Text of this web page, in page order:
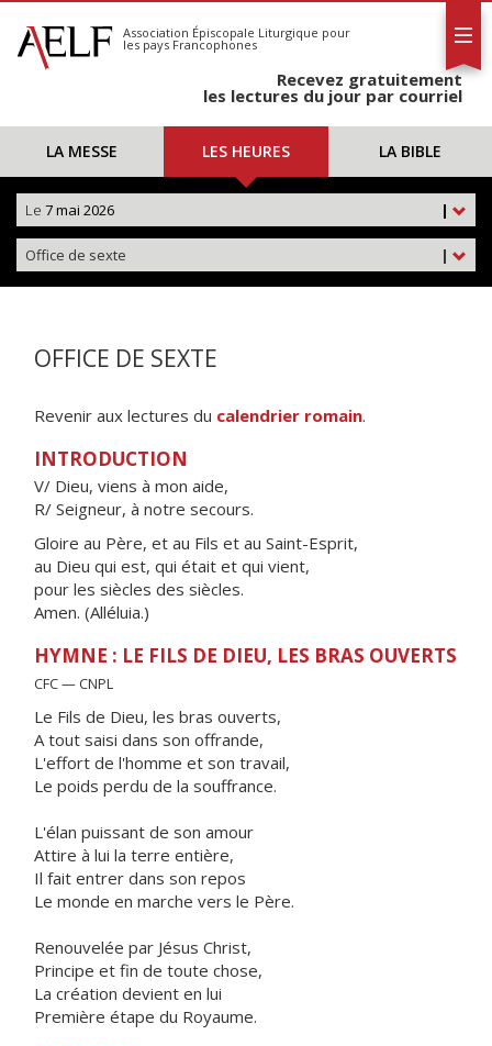
S'abonner
Calendrier
Association Épiscopale Liturgique pour
les pays Francophones
Recevez gratuitement
les lectures du jour par courriel
LA MESSE LES HEURES LA BIBLE
|
Le 7 mai 2026
|
Office de sexte
OFFICE DE SEXTE
Revenir aux lectures du calendrier romain.
INTRODUCTION
V/ Dieu, viens à mon aide,
R/ Seigneur, à notre secours.
Gloire au Père, et au Fils et au Saint-Esprit,
au Dieu qui est, qui était et qui vient,
pour les siècles des siècles.
Amen. (Alléluia.)
HYMNE : LE FILS DE DIEU, LES BRAS OUVERTS
CFC — CNPL
Le Fils de Dieu, les bras ouverts,
A tout saisi dans son offrande,
L'effort de l'homme et son travail,
Le poids perdu de la souffrance.
L'élan puissant de son amour
Attire à lui la terre entière,
Il fait entrer dans son repos
Le monde en marche vers le Père.
Renouvelée par Jésus Christ,
Principe et fin de toute chose,
La création devient en lui
Première étape du Royaume.